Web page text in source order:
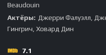
Beaudouin
Актёры: Джерри Фалуэлл,
Гингрич, Ховард Дин
7.1